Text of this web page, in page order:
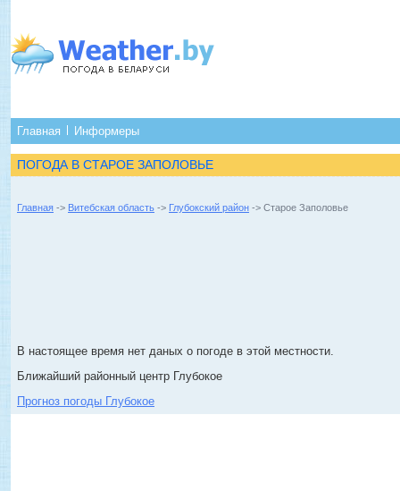
Главная Информеры
ПОГОДА В СТАРОЕ ЗАПОЛОВЬЕ
Главная -> Витебская область -> Глубокский район -> Старое Заполовье
В настоящее время нет даных о погоде в этой местности.
Ближайший районный центр Глубокое
Прогноз погоды Глубокое